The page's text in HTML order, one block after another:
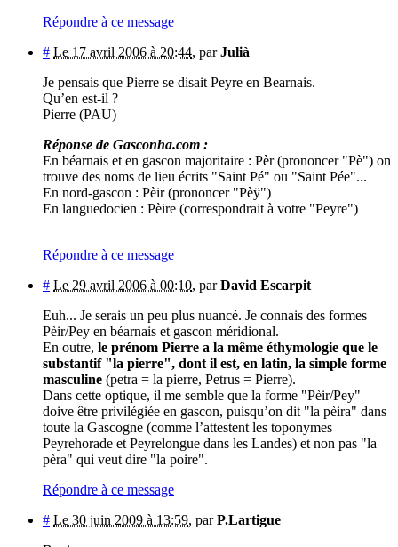
Répondre à ce message
# Le 17 avril 2006 à 20:44, parJulià
Je pensais que Pierre se disait Peyre en Bearnais.
Qu’en est-il ?
Pierre (PAU)
Réponse de Gasconha.com :
En béarnais et en gascon majoritaire : Pèr (prononcer "Pè") on
trouve des noms de lieu écrits "Saint Pé" ou "Saint Pée"...
En nord-gascon : Pèir (prononcer "Pèÿ")
En languedocien : Pèire (correspondrait à votre "Peyre")
Répondre à ce message
# Le 29 avril 2006 à 00:10, parDavid Escarpit
Euh... Je serais un peu plus nuancé. Je connais des formes
Pèir/Pey en béarnais et gascon méridional.
En outre, le prénom Pierre a la même éthymologie que le
substantif "la pierre", dont il est, en latin, la simple forme
masculine (petra = la pierre, Petrus = Pierre).
Dans cette optique, il me semble que la forme "Pèir/Pey"
doive être privilégiée en gascon, puisqu’on dit "la pèira" dans
toute la Gascogne (comme l’attestent les toponymes
Peyrehorade et Peyrelongue dans les Landes) et non pas "la
pèra" qui veut dire "la poire".
Répondre à ce message
# Le 30 juin 2009 à 13:59, parP.Lartigue